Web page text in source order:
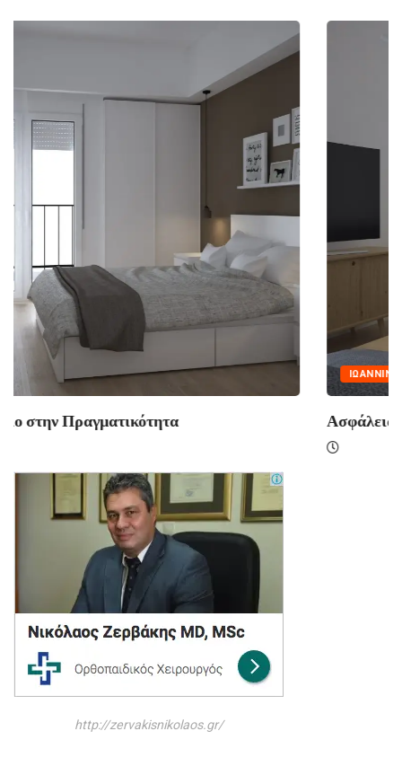
ΙΩΑΝΝΙΝΑ
Ασφάλεια πάνω από όλα: Η Δέσμευση της...
http://zervakisnikolaos.gr/